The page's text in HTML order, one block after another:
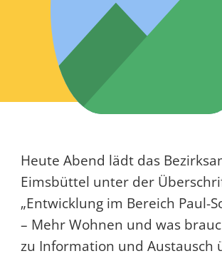
Heute Abend lädt das
Eimsbüttel unter der
„Entwicklung im Bereich Paul-
– Mehr Wohnen und was
zu Information und Austausch